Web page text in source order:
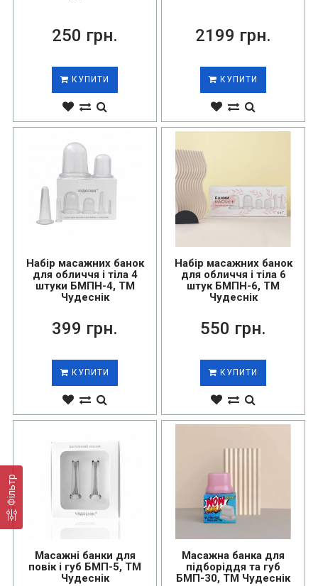
Фільтр
250 грн.
КУПИТИ
2199 грн.
КУПИТИ
Набір масажних банок
для обличчя і тіла 4
штуки БМПН-4, ТМ
Чудеснік
399 грн.
КУПИТИ
Набір масажних банок
для обличчя і тіла 6
штук БМПН-6, ТМ
Чудеснік
550 грн.
КУПИТИ
Масажні банки для
повік і губ БМП-5, ТМ
Чудеснік
Масажна банка для
підборіддя та губ
БМП-30, ТМ Чудеснік